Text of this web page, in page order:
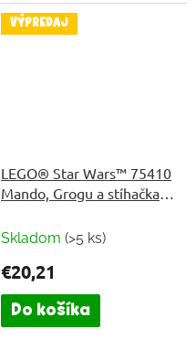
VÝPREDAJ
LEGO® Star Wars™ 75410
Mando, Grogu a stíhačka
Skladom (>5 ks)
€20,21
Do košíka